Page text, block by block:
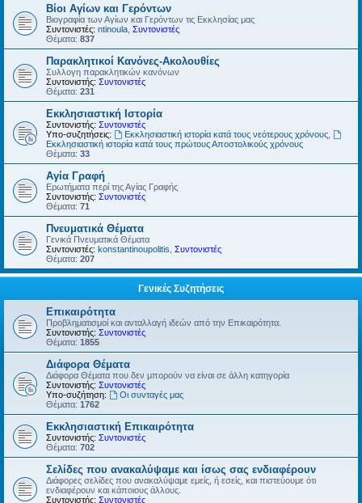
Βίοι Αγίων και Γερόντων
Βιογραφία των Αγίων και Γερόντων τις Εκκλησίας μας
Συντονιστές: ntinoula Συντονιστές
Θέματα: 837
Παρακλητικοί Κανόνες-Ακολουθίες
Συλλογη παρακλητικών κανόνων
Συντονιστής: Συντονιστές
Θέματα: 231
Εκκλησιαστική Ιστορία
Συντονιστής: Συντονιστές
Υπο-συζητήσεις:
Εκκλησιαστική ιστορία κατά τους νεότερους χρόνους,
Εκκλησιαστική ιστορία κατά τους πρώτους Αποστολικούς χρόνους
Θέματα: 33
Αγία Γραφή
Ερωτήματα περί της Αγίας Γραφής
Συντονιστής: Συντονιστές
Θέματα: 71
Πνευματικά Θέματα
Γενικά Πνευματικά Θέματα
Συντονιστές: konstantinoupolitis Συντονιστές
Θέματα: 207
Γενικές Συζητήσεις
Επικαιρότητα
Προβληματισμοί και ανταλλαγή ιδεών από την Επικαιρότητα.
Συντονιστής: Συντονιστές
Θέματα: 1855
Διάφορα Θέματα
Διάφορα Θέματα που δεν μπορούν να είναι σε άλλη κατηγορία
Συντονιστής: Συντονιστές
Υπο-συζήτηση:
Οι συνταγές μας
Θέματα: 1762
Εκκλησιαστική Επικαιρότητα
Συντονιστής: Συντονιστές
Θέματα: 702
Σελίδες που ανακαλύψαμε και ίσως σας ενδιαφέρουν
Διάφορες σελίδες που ανακαλύψαμε εμείς, ή εσείς, και πιστεύουμε ότι
ενδιαφέρουν και κάποιους άλλους.
Συντονιστής: Συντονιστές